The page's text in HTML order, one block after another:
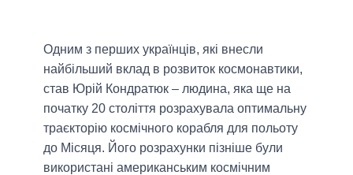
Одним з перших українців, які внесли
найбільший вклад в розвиток космонавтики,
став Юрій Кондратюк – людина, яка ще на
початку 20 століття розрахувала оптимальну
траєкторію космічного корабля для польоту
до Місяця. Його розрахунки пізніше були
використані американським космічним